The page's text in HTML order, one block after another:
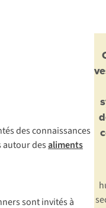
des connaissances
autour desaliments
sontinvités à